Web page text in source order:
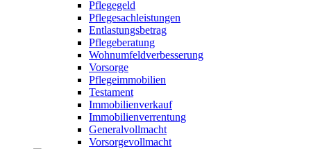
Pflegegeld
Pflegesachleistungen
Entlastungsbetrag
Pflegeberatung
Wohnumfeldverbesserung
Vorsorge
Pflegeimmobilien
Testament
Immobilienverkauf
Immobilienverrentung
Generalvollmacht
Vorsorgevollmacht